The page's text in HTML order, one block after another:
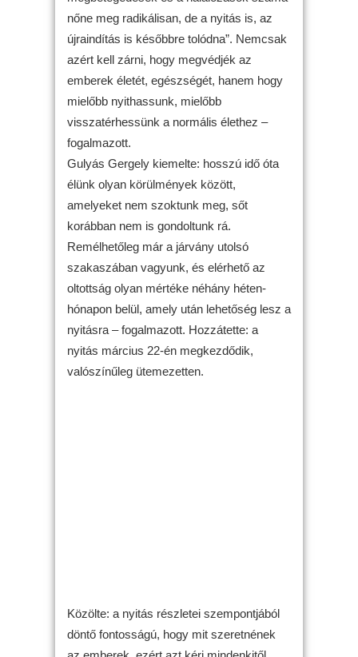
nőne meg radikálisan, de a nyitás is, az
újraindítás is későbbre tolódna”. Nemcsak
azért kell zárni, hogy megvédjék az
emberek életét, egészségét, hanem hogy
mielőbb nyithassunk, mielőbb
visszatérhessünk a normális élethez –
fogalmazott.
Gulyás Gergely kiemelte: hosszú idő óta
élünk olyan körülmények között,
amelyeket nem szoktunk meg, sőt
korábban nem is gondoltunk rá.
Remélhetőleg már a járvány utolsó
szakaszában vagyunk, és elérhető az
oltottság olyan mértéke néhány héten-
hónapon belül, amely után lehetőség lesz a
nyitásra – fogalmazott. Hozzátette: a
nyitás március 22-én megkezdődik,
valószínűleg ütemezetten.
Közölte: a nyitás részletei szempontjából
döntő fontosságú, hogy mit szeretnének